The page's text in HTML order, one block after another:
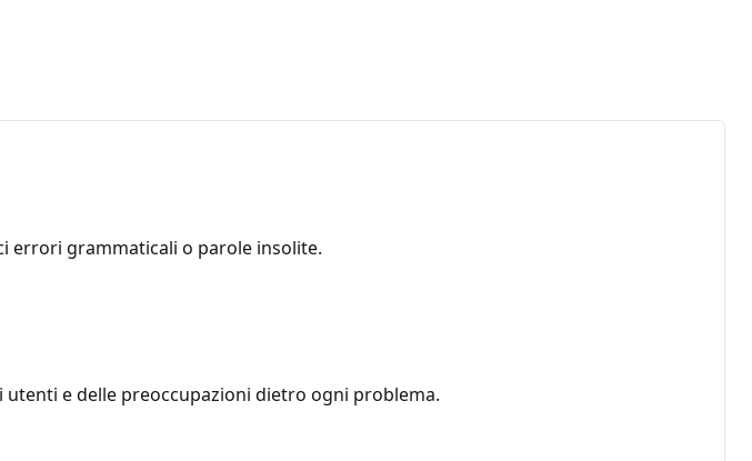
errori grammaticali o parole insolite.
e delle preoccupazioni dietro ogni problema.